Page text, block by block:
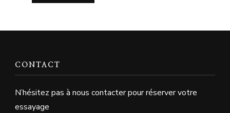
CONTACT
N’hésitez pas à nous contacter pour réserver votre
essayage